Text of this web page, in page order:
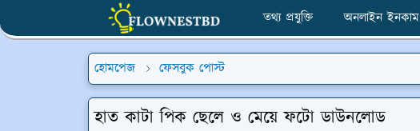
তথ্য প্রযুক্তি অনলাইন ইনকাম
হোমপেজ ফেসবুক পোস্ট
হাত কাটা পিক ছেলে ও মেয়ে ফটো ডাউনলোড